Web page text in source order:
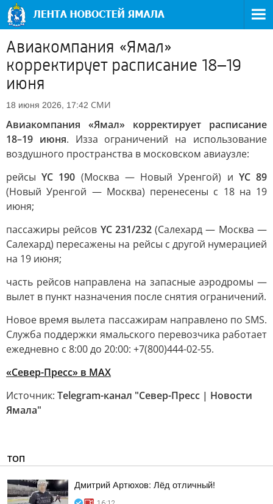
Авиакомпания «Ямал»
корректирует расписание 18–19
июня
18 июня 2026, 17:42 СМИ
Авиакомпания «Ямал» корректирует расписание
18–19 июня. Изза ограничений на использование
воздушного пространства в московском авиаузле:
рейсыYC 190 (Москва — Новый Уренгой) и YC 89
(Новый Уренгой — Москва) перенесены с 18 на 19
июня;
пассажиры рейсов YC 231/232(Салехард — Москва —
Салехард) пересажены на рейсы с другой нумерацией
на 19 июня;
часть рейсов направлена на запасные аэродромы —
вылет в пункт назначения после снятия ограничений.
Новое время вылета пассажирам направлено по SMS.
Служба поддержки ямальского перевозчика работает
ежедневно с 8:00 до 20:00: +7(800)444-02-55.
«Север-Пресс» в MAX
Источник: Telegram-канал "Север-Пресс | Новости
Ямала"
ТОП
Дмитрий Артюхов: Лёд отличный!